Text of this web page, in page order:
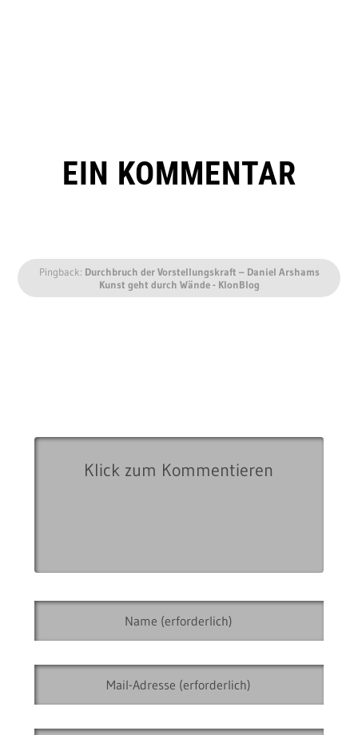
EIN KOMMENTAR
Pingback: Durchbruch der Vorstellungskraft – Daniel Arshams
Kunst geht durch Wände - KlonBlog